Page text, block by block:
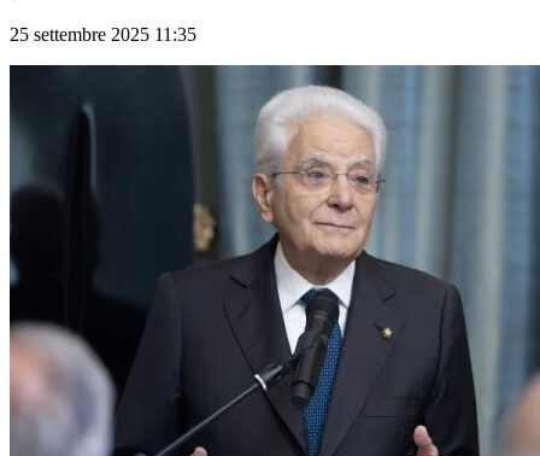
25 settembre 2025 11:35